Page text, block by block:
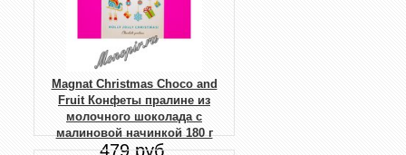
Magnat Christmas Choco and
Fruit Конфеты пралине из
молочного шоколада с
малиновой начинкой 180 г
479 руб.